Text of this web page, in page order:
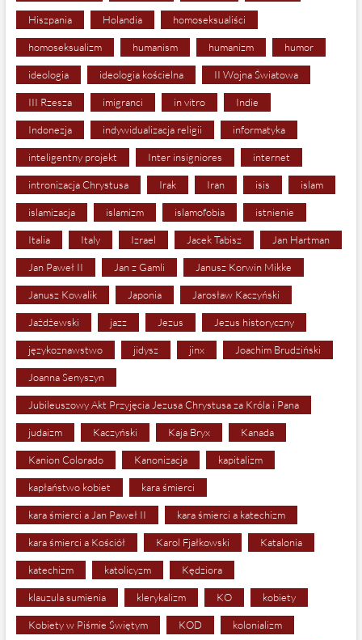
Hiszpania Holandia homoseksualiści
homoseksualizm humanism humanizm humor
ideologia ideologia kościelna II Wojna Światowa
III Rzesza imigranci in vitro Indie
Indonezja indywidualizacja religii informatyka
inteligentny projekt Inter insigniores internet
intronizacja Chrystusa Irak Iran isis islam
islamizacja islamizm islamofobia istnienie
Italia Italy Izrael Jacek Tabisz Jan Hartman
Jan Paweł II Jan z Gamli Janusz Korwin Mikke
Janusz Kowalik Japonia Jarosław Kaczyński
Jażdżewski jazz Jezus Jezus historyczny
językoznawstwo jidysz jinx Joachim Brudziński
Joanna Senyszyn
Jubileuszowy Akt Przyjęcia Jezusa Chrystusa za Króla i Pana
judaizm Kaczyński Kaja Bryx Kanada
Kanion Colorado Kanonizacja kapitalizm
kapłaństwo kobiet kara śmierci
kara śmierci a Jan Paweł II kara śmierci a katechizm
kara śmierci a Kościół Karol Fjałkowski Katalonia
katechizm katolicyzm Kędziora
klauzula sumienia klerykalizm KO kobiety
Kobiety w Piśmie Świętym KOD kolonializm